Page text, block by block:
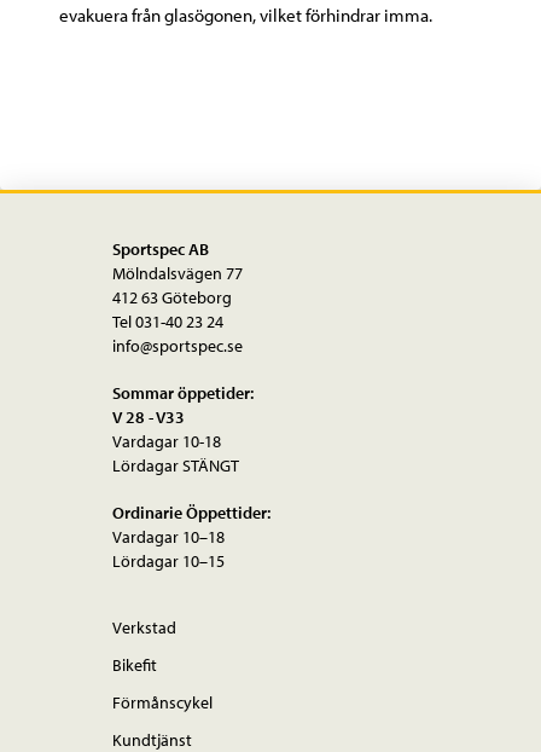
evakuera från glasögonen, vilket förhindrar imma.
Sportspec AB
Mölndalsvägen 77
412 63 Göteborg
Tel 031-40 23 24
info@sportspec.se
Sommar öppetider:
V 28 - V33
Vardagar 10-18
Lördagar STÄNGT
Ordinarie Öppettider:
Vardagar 10–18
Lördagar 10–15
Verkstad
Bikefit
Förmånscykel
Kundtjänst